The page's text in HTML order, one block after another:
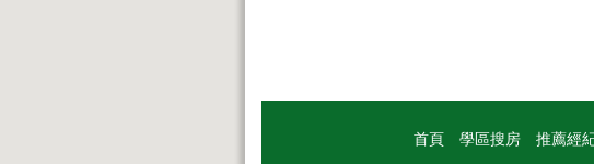
首頁 學區搜房 推薦經